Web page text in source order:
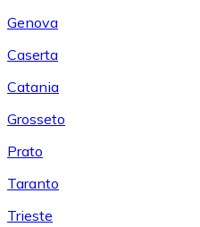
Genova
Caserta
Catania
Grosseto
Prato
Taranto
Trieste